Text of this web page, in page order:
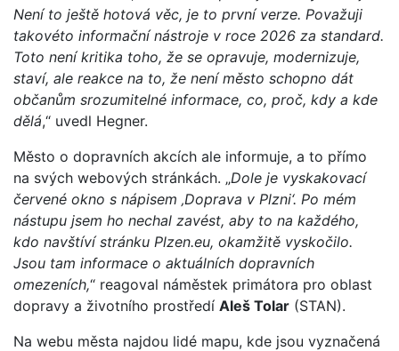
Není to ještě hotová věc, je to první verze. Považuji
takovéto informační nástroje v roce 2026 za standard.
Toto není kritika toho, že se opravuje, modernizuje,
staví, ale reakce na to, že není město schopno dát
občanům srozumitelné informace, co, proč, kdy a kde
dělá,“ uvedl Hegner.
Město o dopravních akcích ale informuje, a to přímo
na svých webových stránkách. „Dole je vyskakovací
červené okno s nápisem ‚Doprava v Plzni‘. Po mém
nástupu jsem ho nechal zavést, aby to na každého,
kdo navštíví stránku Plzen.eu, okamžitě vyskočilo.
Jsou tam informace o aktuálních dopravních
omezeních,“ reagoval náměstek primátora pro oblast
dopravy a životního prostředí Aleš Tolar (STAN).
Na webu města najdou lidé mapu, kde jsou vyznačená